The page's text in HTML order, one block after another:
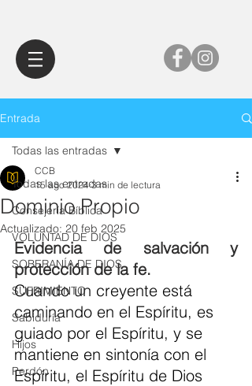
Entrada
Todas las entradas
Consejería Bíblica
VOLUNTAD DE DIOS
SOBERANÍA DE DIOS
SUFRIMIENTO
Sabiduría
Hijos
Perdón
Todas las entradas
Dominio Propio
CCB
15 ago 2024 3 min de lectura
Actualizado: 20 feb 2025
Evidencia de salvación y
protección de la fe.
Cuando un creyente está
caminando en el Espíritu, es
guiado por el Espíritu, y se
mantiene en sintonía con el
Espíritu, el Espíritu de Dios